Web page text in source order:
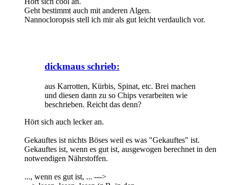
Geht bestimmt auch mit anderen Algen.
Nannocloropsis stell ich mir als gut leicht verdaulich vor.
dickmaus schrieb:
aus Karrotten, Kürbis, Spinat, etc. Brei machen
und diesen dann zu so Chips verarbeiten wie
beschrieben. Reicht das denn?
Hört sich auch lecker an.
Gekauftes ist nichts Böses weil es was "Gekauftes" ist.
Gekauftes ist, wenn es gut ist, ausgewogen berechnet in den
notwendigen Nährstoffen.
..., wenn es gut ist, ... --->